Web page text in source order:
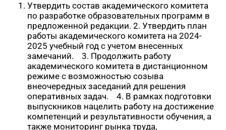
Утвердить состав академического комитета
по разработке образовательных программ в
предложенной редакции. 2. Утвердить план
работы академического комитета на 2024-
2025 учебный год с учетом внесенных
замечаний. 3. Продолжить работу
академического комитета в дистанционном
режиме с возможностью созыва
внеочередных заседаний для решения
оперативных задач. 4. В рамках подготовки
выпускников нацелить работу на достижение
компетенций и результативности обучения, а
также мониторинг рынка труда,